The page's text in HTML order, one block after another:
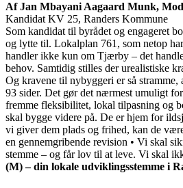
Af Jan Mbayani Aagaard Munk,
Kandidat KV 25, Randers Kommune
Som kandidat til byrådet og engageret
og lytte til. Lokalplan 761, som netop
handler ikke kun om Tjærby – det
behov. Samtidig stilles der urealistiske
Og kravene til nybyggeri er så
93 sider. Det gør det nærmest umuligt
fremme fleksibilitet, lokal tilpasning og
skal bygge videre på. De er hjem for
vi giver dem plads og frihed, kan de
en gennemgribende revision • Vi skal
stemme – og får lov til at leve. Vi skal
(M) – din lokale udviklingsstemme i